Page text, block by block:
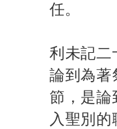
任。
利未記二
論到為著
節，是論
入聖別